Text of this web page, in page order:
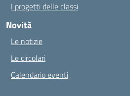
I progetti delle classi
Novità
Le notizie
Le circolari
Calendario eventi